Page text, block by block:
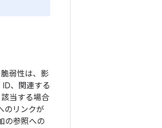
弱性は、影
、関連する
当する場合
のリンクが
の参照への